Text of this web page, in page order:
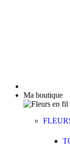
Ma boutique